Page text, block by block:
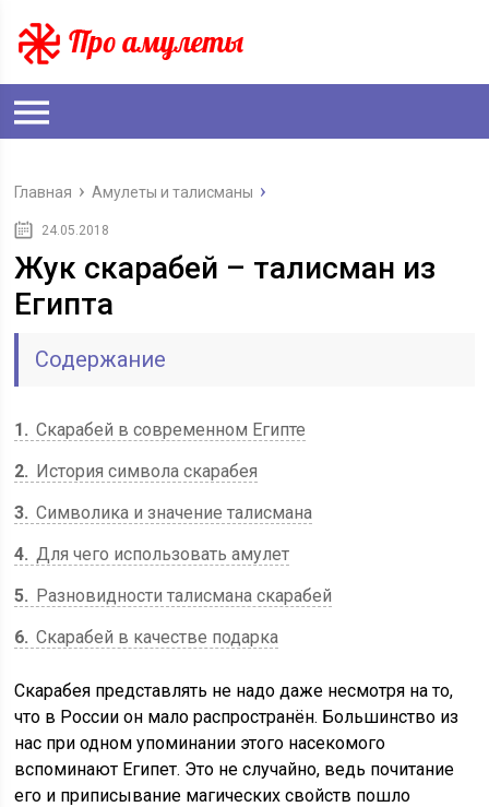
Главная Амулеты и талисманы
24.05.2018
Жук скарабей – талисман из
Египта
Содержание
1
Скарабей в современном Египте
2
История символа скарабея
3 Символика и значение талисмана
4 Для чего использовать амулет
5
Разновидности талисмана скарабей
6 Скарабей в качестве подарка
Скарабея представлять не надо даже несмотря на то,
что в России он мало распространён. Большинство из
нас при одном упоминании этого насекомого
вспоминают Египет. Это не случайно, ведь почитание
его и приписывание магических свойств пошло